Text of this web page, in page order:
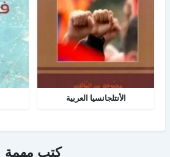
الأنتلجانسيا العربية
كتب مهمة